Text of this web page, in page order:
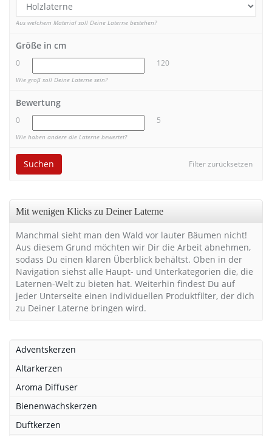
Aus welchem Material soll Deine Laterne bestehen?
Größe in cm
0 120
Wie groß soll Deine Laterne sein?
Bewertung
0 5
Wie haben andere die Laterne bewertet?
Filter zurücksetzen
Suchen
Mit wenigen Klicks zu Deiner Laterne
Manchmal sieht man den Wald vor lauter Bäumen nicht!
Aus diesem Grund möchten wir Dir die Arbeit abnehmen,
sodass Du einen klaren Überblick behältst. Oben in der
Navigation siehst alle Haupt- und Unterkategorien die, die
Laternen-Welt zu bieten hat. Weiterhin findest Du auf
jeder Unterseite einen individuellen Produktfilter, der dich
zu Deiner Laterne bringen wird.
Adventskerzen
Altarkerzen
Aroma Diffuser
Bienenwachskerzen
Duftkerzen